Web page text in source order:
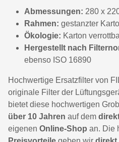
Abmessungen: 280 x
Rahmen: gestanzter
Ökologie: Karton
Hergestellt nach
ebenso ISO 16890
Hochwertige Ersatzfilter von
originale Filter der
bietet diese hochwertigen
über 10 Jahren auf dem
eigenen Online-Shop an. Die